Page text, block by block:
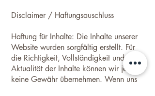
Disclaimer / Haftungsauschluss
Haftung für Inhalte: Die Inhalte unserer
Website wurden sorgfältig erstellt. Für
die Richtigkeit, Vollständigkeit und
Aktualität der Inhalte können wir jedoch
keine Gewähr übernehmen. Wenn uns